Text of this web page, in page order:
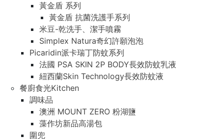
黃金盾 系列
黃金盾 抗菌洗護手系列
米豆-乾洗手、潔手噴霧
Simplex Natura奇幻許願泡泡
Picaridin派卡瑞丁防蚊系列
法國 PSA SKIN 2P BODY長效防蚊乳液
紐西蘭Skin Technology長效防蚊液
餐廚食光Kitchen
調味品
澳洲 MOUNT ZERO 粉湖鹽
藻作坊新品高湯包
圍兜